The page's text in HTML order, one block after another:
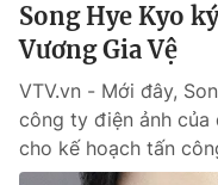
Song Hye Kyo
Vương Gia Vệ
VTV.vn - Mới đây,
công ty điện ảnh của
cho kế hoạch tấn